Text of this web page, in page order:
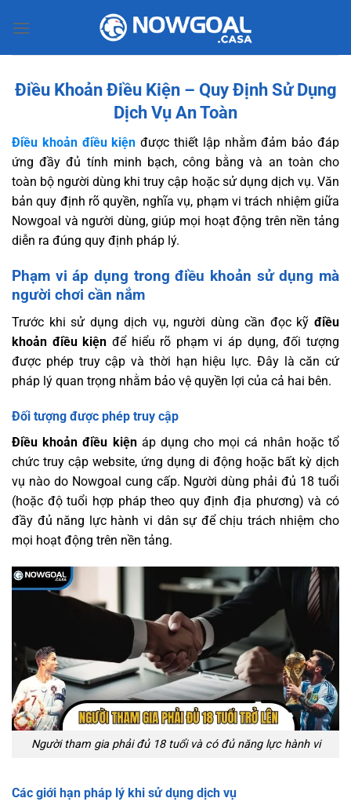
qua
Điều Khoản Điều Kiện – Quy Định Sử Dụng
Dịch Vụ An Toàn
Điều khoản điều kiện được thiết lập nhằm đảm bảo đáp
ứng đầy đủ tính minh bạch, công bằng và an toàn cho
toàn bộ người dùng khi truy cập hoặc sử dụng dịch vụ. Văn
bản quy định rõ quyền, nghĩa vụ, phạm vi trách nhiệm giữa
Nowgoal và người dùng, giúp mọi hoạt động trên nền tảng
diễn ra đúng quy định pháp lý.
Phạm vi áp dụng trong điều khoản sử dụng mà
người chơi cần nắm
Trước khi sử dụng dịch vụ, người dùng cần đọc kỹ điều
khoản điều kiện để hiểu rõ phạm vi áp dụng, đối tượng
được phép truy cập và thời hạn hiệu lực. Đây là căn cứ
pháp lý quan trọng nhằm bảo vệ quyền lợi của cả hai bên.
Đối tượng được phép truy cập
Điều khoản điều kiệnáp dụng cho mọi cá nhân hoặc tổ
chức truy cập website, ứng dụng di động hoặc bất kỳ dịch
vụ nào do Nowgoal cung cấp. Người dùng phải đủ 18 tuổi
(hoặc độ tuổi hợp pháp theo quy định địa phương) và có
đầy đủ năng lực hành vi dân sự để chịu trách nhiệm cho
mọi hoạt động trên nền tảng.
Người tham gia phải đủ 18 tuổi và có đủ năng lực hành vi
Các giới hạn pháp lý khi sử dụng dịch vụ